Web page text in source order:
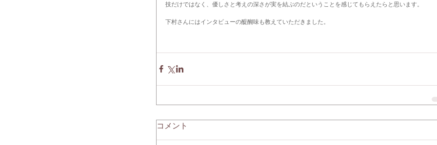
技だけではなく、優しさと考えの深さが実を結ぶのだということを感じてもらえたらと思います。
下村さんにはインタビューの醍醐味も教えていただきました。
コメント